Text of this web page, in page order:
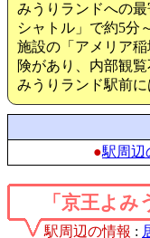
みうりランドへの
シャトル」で約5分
施設の「アメリア
険があり、内部観
みうりランド駅前
●駅周辺
「京王よ
駅周辺の情報 :